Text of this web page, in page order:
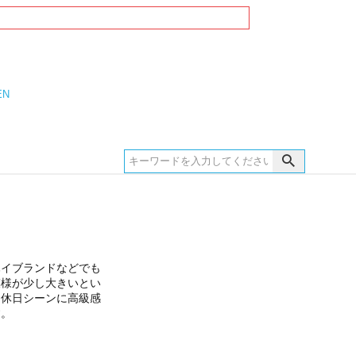
ブランドなどでも
が少し大きいとい
日シーンに高級感